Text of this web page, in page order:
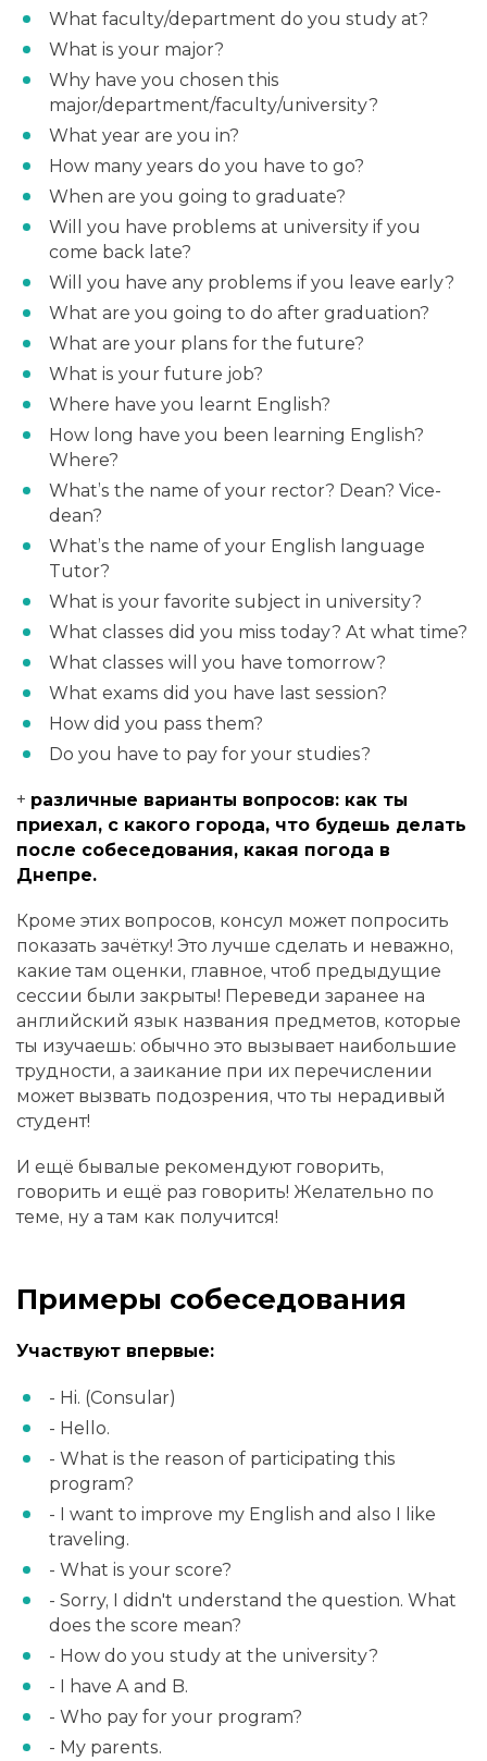
What faculty/department do you study at?
What is your major?
Why have you chosen this
major/department/faculty/university?
What year are you in?
How many years do you have to go?
When are you going to graduate?
Will you have problems at university if you
come back late?
Will you have any problems if you leave early?
What are you going to do after graduation?
What are your plans for the future?
What is your future job?
Where have you learnt English?
How long have you been learning English?
Where?
What’s the name of your rector? Dean? Vice-
dean?
What’s the name of your English language
Tutor?
What is your favorite subject in university?
What classes did you miss today? At what time?
What classes will you have tomorrow?
What exams did you have last session?
How did you pass them?
Do you have to pay for your studies?
+ различные варианты вопросов: как ты
приехал, с какого города, что будешь делать
после собеседования, какая погода в
Днепре.
Кроме этих вопросов, консул может попросить
показать зачётку! Это лучше сделать и неважно,
какие там оценки, главное, чтоб предыдущие
сессии были закрыты! Переведи заранее на
английский язык названия предметов, которые
ты изучаешь: обычно это вызывает наибольшие
трудности, а заикание при их перечислении
может вызвать подозрения, что ты нерадивый
студент!
И ещё бывалые рекомендуют говорить,
говорить и ещё раз говорить! Желательно по
теме, ну а там как получится!
Примеры собеседования
Участвуют впервые:
- Hi. (Consular)
- Hello.
- What is the reason of participating this
program?
- I want to improve my English and also I like
traveling.
- What is your score?
- Sorry, I didn't understand the question. What
does the score mean?
- How do you study at the university?
- I have A and B.
- Who pay for your program?
- My parents.